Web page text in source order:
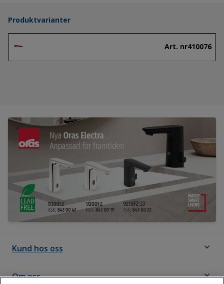
Produktvarianter
Art. nr410076
Kund hos oss expand_more
Om oss expand_more